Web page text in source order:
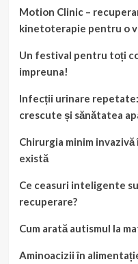
Motion Clinic –
kinetoterapie pentru o
Un festival pentru toți
impreuna!
Infecții urinare
crescute și sănătatea
Chirurgia minim
există
Ce ceasuri inteligente
recuperare?
Cum arată autismul la
Aminoacizii în